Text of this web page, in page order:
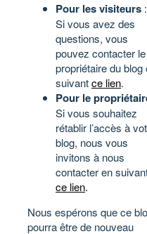
Pour les visiteurs :
Si vous avez des
questions, vous
pouvez contacter le
propriétaire du blog
suivantce lien.
Pour le
Si vous souhaitez
rétablir l’accès à
blog, nous vous
invitons à nous
contacter en
ce lien.
Nous espérons que ce
pourra être de nouveau